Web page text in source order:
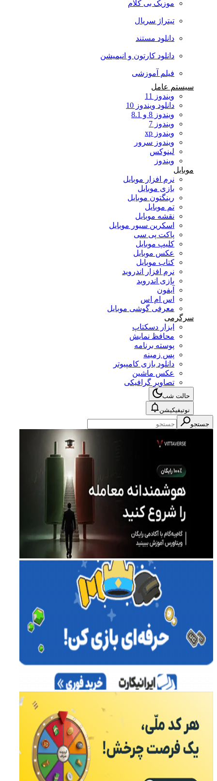
موزیک بی کلام
تیتراژ سریال
دانلود مستند
دانلود کارتون و انیمیشن
فیلم آموزشی
سیستم عامل
ویندوز 11
دانلود ویندوز 10
ویندوز 8 و 8.1
ویندوز 7
ویندوز xp
ویندوز سرور
لینوکس
ویندوز
موبایل
نرم افزار موبایل
بازی موبایل
رینگتون موبایل
تم موبایل
نقشه موبایل
اسکرین سیور موبایل
پاکت پی سی
کلیپ موبایل
عکس موبایل
کتاب موبایل
نرم افزار اندروید
بازی اندروید
آیفون
اس ام اس
معرفی گوشی موبایل
سرگرمی
ابزار دسکتاپ
محافظ نمایش
پوسته برنامه
پس زمینه
دانلود بازی کامپیوتر
عکس ماشین
تصاویر گرافیکی
حالت شب
نوتیفیکیشن
جستجو